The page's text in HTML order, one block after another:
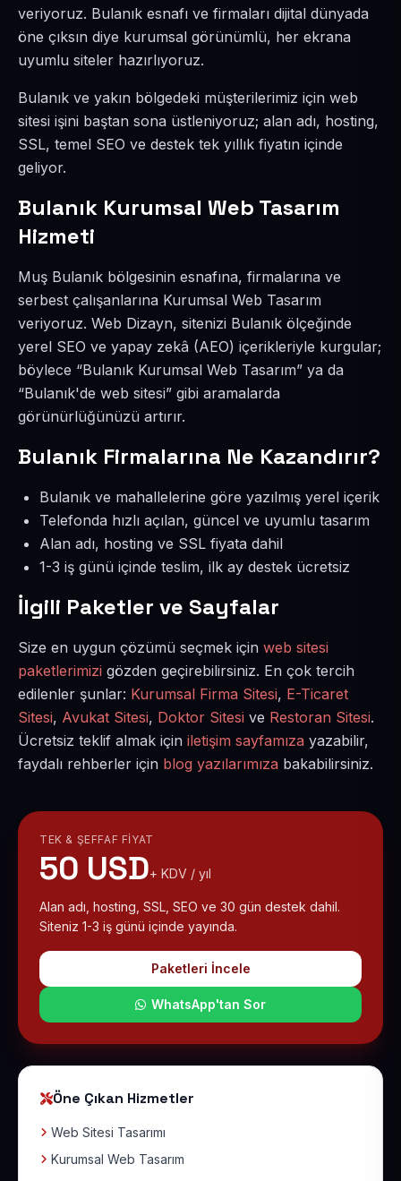
veriyoruz. Bulanık esnafı ve firmaları dijital dünyada
öne çıksın diye kurumsal görünümlü, her ekrana
uyumlu siteler hazırlıyoruz.
Bulanık ve yakın bölgedeki müşterilerimiz için web
sitesi işini baştan sona üstleniyoruz; alan adı, hosting,
SSL, temel SEO ve destek tek yıllık fiyatın içinde
geliyor.
Bulanık Kurumsal Web Tasarım
Hizmeti
Muş Bulanık bölgesinin esnafına, firmalarına ve
serbest çalışanlarına Kurumsal Web Tasarım
veriyoruz. Web Dizayn, sitenizi Bulanık ölçeğinde
yerel SEO ve yapay zekâ (AEO) içerikleriyle kurgular;
böylece “Bulanık Kurumsal Web Tasarım” ya da
“Bulanık'de web sitesi” gibi aramalarda
görünürlüğünüzü artırır.
Bulanık Firmalarına Ne Kazandırır?
Bulanık ve mahallelerine göre yazılmış yerel içerik
Telefonda hızlı açılan, güncel ve uyumlu tasarım
Alan adı, hosting ve SSL fiyata dahil
1-3 iş günü içinde teslim, ilk ay destek ücretsiz
İlgili Paketler ve Sayfalar
Size en uygun çözümü seçmek için web sitesi
paketlerimizi gözden geçirebilirsiniz. En çok tercih
edilenler şunlar: Kurumsal Firma Sitesi, E-Ticaret
Sitesi, Avukat Sitesi, Doktor Sitesi ve Restoran Sitesi.
Ücretsiz teklif almak için iletişim sayfamıza yazabilir,
faydalı rehberler için blog yazılarımıza bakabilirsiniz.
TEK & ŞEFFAF FIYAT
50 USD+ KDV / yıl
Alan adı, hosting, SSL, SEO ve 30 gün destek dahil.
Siteniz 1-3 iş günü içinde yayında.
Paketleri İncele
WhatsApp'tan Sor
Öne Çıkan Hizmetler
Web Sitesi Tasarımı
Kurumsal Web Tasarım